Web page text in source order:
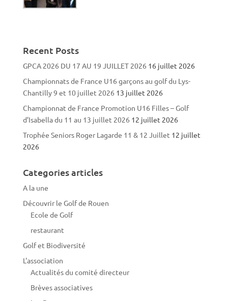
Recent Posts
GPCA 2026 DU 17 AU 19 JUILLET 2026 16 juillet 2026
Championnats de France U16 garçons au golf du Lys-
Chantilly 9 et 10 juillet 2026 13 juillet 2026
Championnat de France Promotion U16 Filles – Golf
d’Isabella du 11 au 13 juillet 2026 12 juillet 2026
Trophée Seniors Roger Lagarde 11 & 12 Juillet 12 juillet
2026
Categories articles
A la une
Découvrir le Golf de Rouen
Ecole de Golf
restaurant
Golf et Biodiversité
L'association
Actualités du comité directeur
Brèves associatives